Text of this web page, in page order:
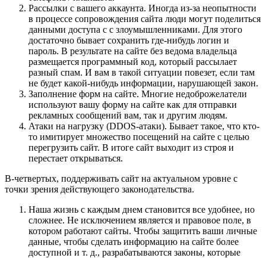
Рассылки с вашего аккаунта. Иногда из-за неопытности
в процессе сопровождения сайта люди могут поделиться
данными доступа с с злоумышленниками. Для этого
достаточно бывает сохранить где-нибудь логин и
пароль. В результате на сайте без ведома владельца
размещается программный код, который рассылает
разный спам. И вам в такой ситуации повезет, если там
не будет какой-нибудь информации, нарушающей закон.
Заполнение форм на сайте. Многие недоброжелатели
используют вашу форму на сайте как для отправки
рекламных сообщений вам, так и другим людям.
Атаки на нагрузку (DDOS-атаки). Бывает такое, что кто-
то имитирует множество посещений на сайте с целью
перегрузить сайт. В итоге сайт выходит из строя и
перестает открываться.
В-четвертых, поддерживать сайт на актуальном уровне с
точки зрения действующего законодательства.
Наша жизнь с каждым днем становится все удобнее, но
сложнее. Не исключением является и правовое поле, в
котором работают сайты. Чтобы защитить ваши личные
данные, чтобы сделать информацию на сайте более
доступной и т. д., разрабатываются законы, которые